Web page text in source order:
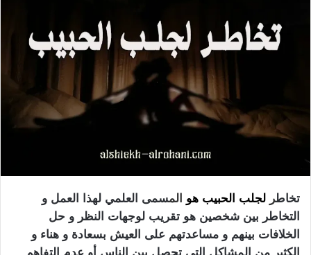
تخاطر لجلب الحبيب هو المسمى العلمي لهذا العمل و
التخاطر بين شخصين هو تقريب لوجهات النظر و حل
الخلافات بينهم و مساعدتهم على العيش بسعادة و هناء و